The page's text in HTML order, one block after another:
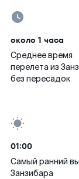
около 1 часа
Среднее время
перелета из
без пересадок
01:00
Самый ранний
Занзибара